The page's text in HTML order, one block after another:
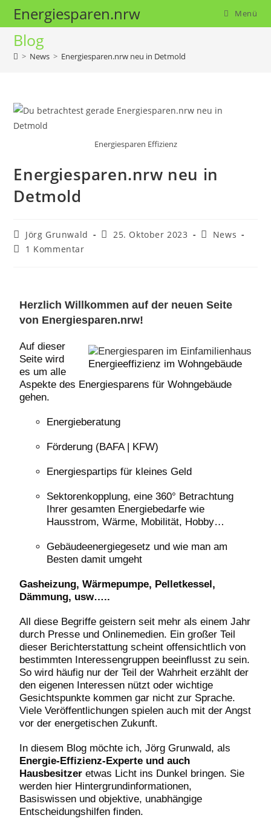
Energiesparen.nrw Menü
Blog
> News > Energiesparen.nrw neu in Detmold
Energiesparen Effizienz
Energiesparen.nrw neu in
Detmold
Jörg Grunwald 25. Oktober 2023
News
1 Kommentar
Herzlich Willkommen auf der neuen Seite
von Energiesparen.nrw!
Energieeffizienz im Wohngebäude
Auf dieser
Seite wird
es um alle
Aspekte des Energiesparens für Wohngebäude
gehen.
Energieberatung
Förderung (BAFA | KFW)
Energiespartips für kleines Geld
Sektorenkopplung, eine 360° Betrachtung
Ihrer gesamten Energiebedarfe wie
Hausstrom, Wärme, Mobilität, Hobby…
Gebäudeenergiegesetz und wie man am
Besten damit umgeht
Gasheizung, Wärmepumpe, Pelletkessel,
Dämmung, usw…..
All diese Begriffe geistern seit mehr als einem Jahr
durch Presse und Onlinemedien. Ein großer Teil
dieser Berichterstattung scheint offensichtlich von
bestimmten Interessengruppen beeinflusst zu sein.
So wird häufig nur der Teil der Wahrheit erzählt der
den eigenen Interessen nützt oder wichtige
Gesichtspunkte kommen gar nicht zur Sprache.
Viele Veröffentlichungen spielen auch mit der Angst
vor der energetischen Zukunft.
In diesem Blog möchte ich, Jörg Grunwald, als
Energie-Effizienz-Experte und auch
Hausbesitzer etwas Licht ins Dunkel bringen. Sie
werden hier Hintergrundinformationen,
Basiswissen und objektive, unabhängige
Entscheidungshilfen finden.